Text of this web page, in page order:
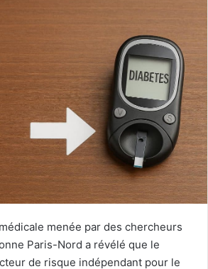
menée par des chercheurs
Paris-Nord a révélé que le
de risque indépendant pour le